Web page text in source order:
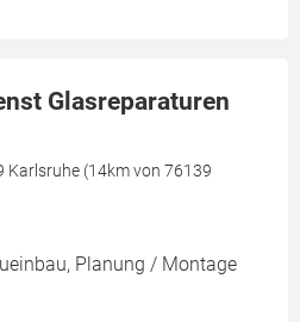
Glasreparaturen
Karlsruhe (14km von 76139
Planung / Montage